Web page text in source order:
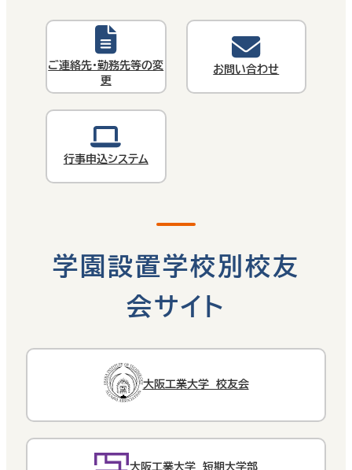
ご連絡先・勤務先等の変
更
お問い合わせ
行事申込システム
学園設置学校別校友
会サイト
大阪工業大学 校友会
大阪工業大学 短期大学部